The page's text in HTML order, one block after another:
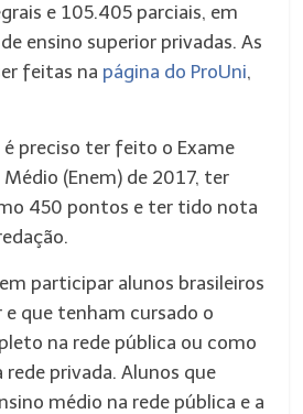
e 105.405 parciais, em
ensino superior privadas. As
feitas na página do ProUni,
é preciso ter feito o Exame
(Enem) de 2017, ter
450 pontos e ter tido nota
participar alunos brasileiros
e que tenham cursado o
na rede pública ou como
privada. Alunos que
médio na rede pública e a